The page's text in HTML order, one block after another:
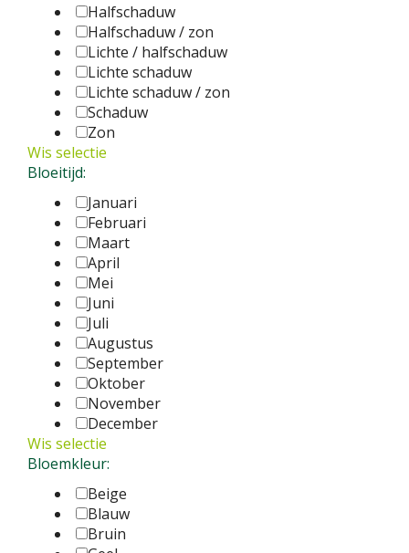
Halfschaduw
Halfschaduw / zon
Lichte / halfschaduw
Lichte schaduw
Lichte schaduw / zon
Schaduw
Zon
Wis selectie
Bloeitijd:
Januari
Februari
Maart
April
Mei
Juni
Juli
Augustus
September
Oktober
November
December
Wis selectie
Bloemkleur:
Beige
Blauw
Bruin